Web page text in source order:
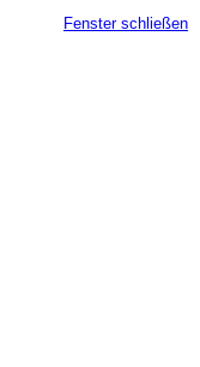
Fenster schließen